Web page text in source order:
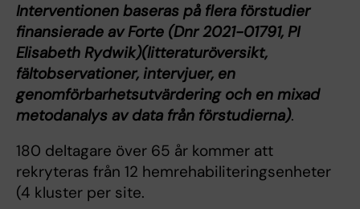
Interventionen baseras på flera förstudier
finansierade av Forte (Dnr 2021-01791, PI
Elisabeth Rydwik)(litteraturöversikt,
fältobservationer, intervjuer, en
genomförbarhetsutvärdering och en mixad
metodanalys av data från förstudierna).
180 deltagare över 65 år kommer att
rekryteras från 12 hemrehabiliteringsenheter
(4 kluster per site.